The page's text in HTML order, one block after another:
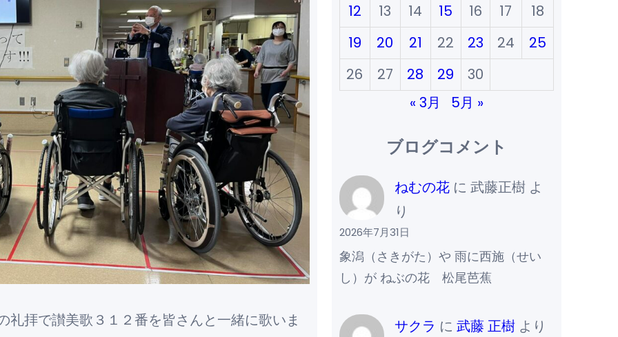
礼拝で讃美歌３１２番を皆さんと一緒に歌いま
12
13 14 15 16 17
18
19
20 21 22 23 24
25
26
27 28 29
30
« 3月
5月 »
ブログコメント
ねむの花に 武藤正樹 よ
り
2026年7月31日
象潟（さきがた）や 雨に西施（せい
し）が ねぶの花 松尾芭蕉
サクラ に 武藤 正樹より